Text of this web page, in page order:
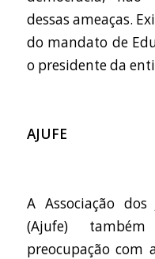
dessas ameaças.
do mandato de
o presidente da
AJUFE
A Associação
(Ajufe) também
preocupação com